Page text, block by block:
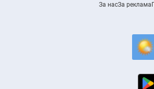
За насЗа реклама